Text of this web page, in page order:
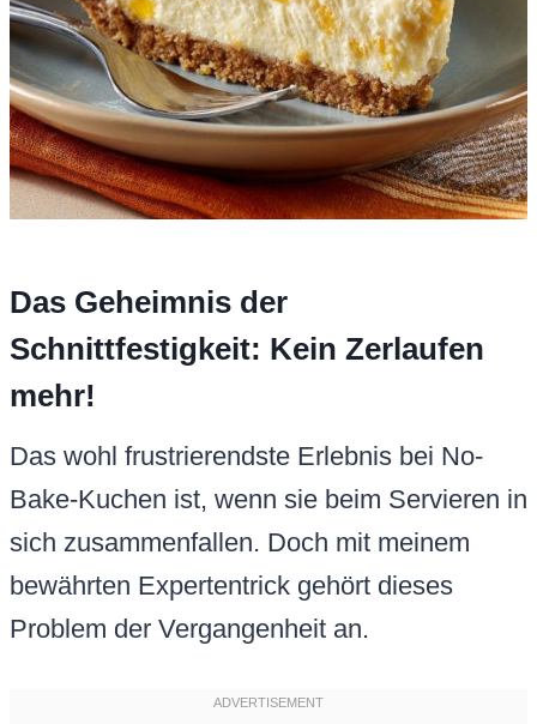
Das Geheimnis der
Schnittfestigkeit: Kein Zerlaufen
mehr!
Das wohl frustrierendste Erlebnis bei No-
Bake-Kuchen ist, wenn sie beim Servieren in
sich zusammenfallen. Doch mit meinem
bewährten Expertentrick gehört dieses
Problem der Vergangenheit an.